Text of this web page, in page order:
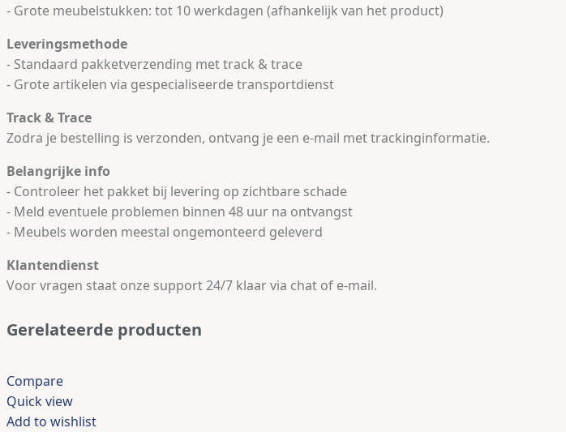
- Grote meubelstukken: tot 10 werkdagen (afhankelijk van het product)
Leveringsmethode
- Standaard pakketverzending met track & trace
- Grote artikelen via gespecialiseerde transportdienst
Track & Trace
Zodra je bestelling is verzonden, ontvang je een e-mail met trackinginformatie.
Belangrijke info
- Controleer het pakket bij levering op zichtbare schade
- Meld eventuele problemen binnen 48 uur na ontvangst
- Meubels worden meestal ongemonteerd geleverd
Klantendienst
Voor vragen staat onze support 24/7 klaar via chat of e-mail.
Gerelateerde producten
Compare
Quick view
Add to wishlist